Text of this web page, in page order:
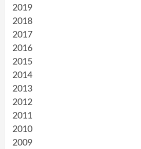
2019
2018
2017
2016
2015
2014
2013
2012
2011
2010
2009